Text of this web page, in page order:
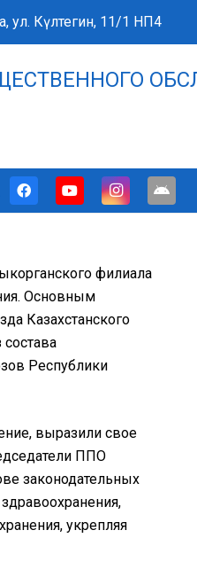
ул. Күлтегин, 11/1 НП4
филиала
Основным
Казахстанского
Республики
выразили свое
ППО
законодательных
укрепляя